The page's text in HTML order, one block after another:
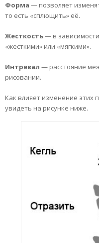
Форма — позволяет
то есть «сплющить» её.
Жесткость— в
«жесткими» или «мягкими».
Интревал — расстояние
рисовании.
Как влияет изменение этих
увидеть на рисунке ниже.